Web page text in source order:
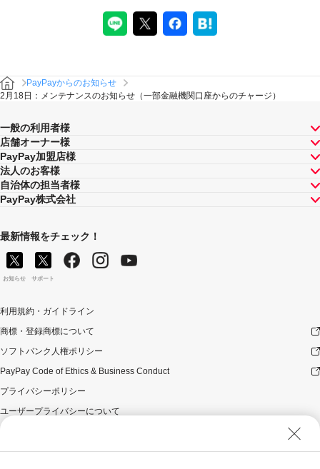
PayPayからのお知らせ
2月18日：メンテナンスのお知らせ（一部金融機関口座からのチャージ）
一般の利用者様
店舗オーナー様
PayPay加盟店様
法人のお客様
自治体の担当者様
PayPay株式会社
最新情報をチェック！
お知らせ サポート
利用規約・ガイドライン
商標・登録商標について
ソフトバンク人権ポリシー
PayPay Code of Ethics & Business Conduct
プライバシーポリシー
ユーザープライバシーについて
ウェブサイト利用規約